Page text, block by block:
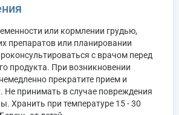
или кормлении грудью,
препаратов или планировании
с врачом перед
продукта. При возникновении
прекратите прием и
Не принимать в случае повреждения
Хранить при температуре 15 - 30